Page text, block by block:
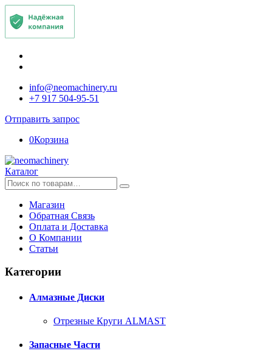
info@neomachinery.ru
+7 917 504-95-51
Отправить запрос
0Корзина
Каталог
Искать:
Магазин
Обратная Связь
Оплата и Доставка
О Компании
Статьи
Категории
Алмазные Диски
Отрезные Круги ALMAST
Запасные Части